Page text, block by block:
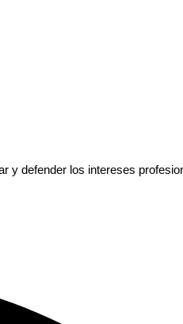
y defender los intereses